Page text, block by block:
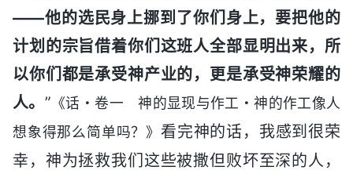
——他的选民身上挪到了你们身上，要把他的
计划的宗旨借着你们这班人全部显明出来，所
以你们都是承受神产业的，更是承受神荣耀的
人。 ” 《话・卷一 神的显现与作工・神的作工像人
想象得那么简单吗？》 看完神的话，我感到很荣
幸，神为拯救我们这些被撒但败坏至深的人，